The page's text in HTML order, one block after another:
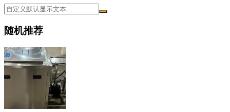
随机推荐